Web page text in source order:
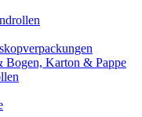
Bogen, Karton & Pappe